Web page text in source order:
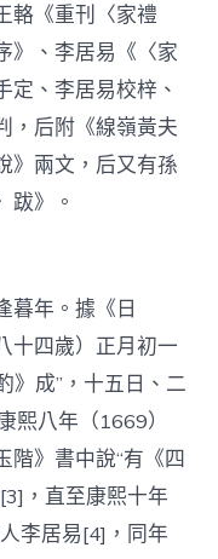
輅《重刊〈家禮
》、李居易《〈家
定、李居易校梓、
，后附《線嶺黃夫
》兩文，后又有孫
跋》。
暮年。據《日
十四歲）正月初一
》成”，十五日、二
熙八年（1669）
階》書中說“有《四
，直至康熙十年
李居易[4]，同年